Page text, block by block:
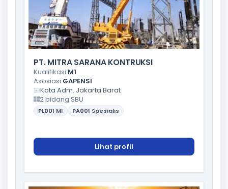
PT. MITRA SARANA KONTRUKSI
Kualifikasi:M1
Asosiasi:GAPENSI
Kota Adm. Jakarta Barat
2 bidang SBU
PL001 M1 PA001 Spesialis
Lihat profil